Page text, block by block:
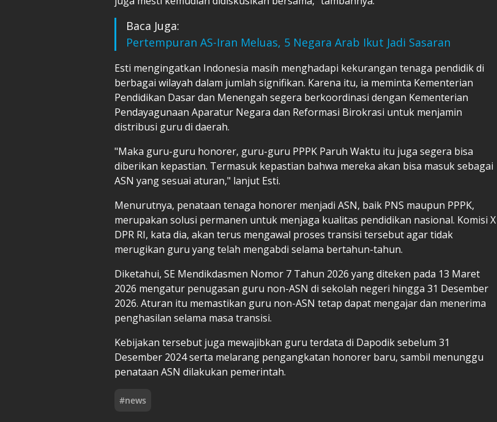
Baca Juga:
Pertempuran AS-Iran Meluas, 5 Negara Arab Ikut Jadi Sasaran
Esti mengingatkan Indonesia masih menghadapi kekurangan tenaga pendidik di
berbagai wilayah dalam jumlah signifikan. Karena itu, ia meminta Kementerian
Pendidikan Dasar dan Menengah segera berkoordinasi dengan Kementerian
Pendayagunaan Aparatur Negara dan Reformasi Birokrasi untuk menjamin
distribusi guru di daerah.
"Maka guru-guru honorer, guru-guru PPPK Paruh Waktu itu juga segera bisa
diberikan kepastian. Termasuk kepastian bahwa mereka akan bisa masuk sebagai
ASN yang sesuai aturan," lanjut Esti.
Menurutnya, penataan tenaga honorer menjadi ASN, baik PNS maupun PPPK,
merupakan solusi permanen untuk menjaga kualitas pendidikan nasional. Komisi X
DPR RI, kata dia, akan terus mengawal proses transisi tersebut agar tidak
merugikan guru yang telah mengabdi selama bertahun-tahun.
Diketahui, SE Mendikdasmen Nomor 7 Tahun 2026 yang diteken pada 13 Maret
2026 mengatur penugasan guru non-ASN di sekolah negeri hingga 31 Desember
2026. Aturan itu memastikan guru non-ASN tetap dapat mengajar dan menerima
penghasilan selama masa transisi.
Kebijakan tersebut juga mewajibkan guru terdata di Dapodik sebelum 31
Desember 2024 serta melarang pengangkatan honorer baru, sambil menunggu
penataan ASN dilakukan pemerintah.
#news